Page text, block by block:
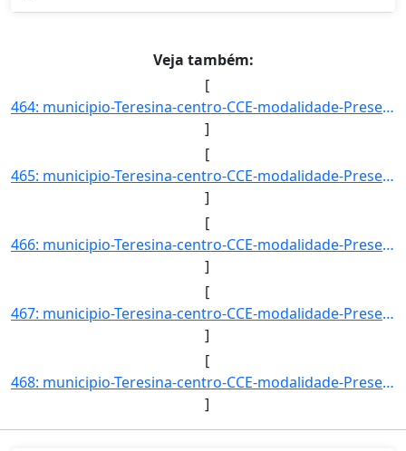
Veja também:
[
464: municipio-Teresina-centro-CCE-modalidade-Presencial-convenio--selecao-PROCESSO_DE_HABILIDADE_ESPECIF]
]
[
465: municipio-Teresina-centro-CCE-modalidade-Presencial-convenio--selecao-PROCESSO_DE_HABILIDADE_ESPECIF]
]
[
466: municipio-Teresina-centro-CCE-modalidade-Presencial-convenio--selecao-SISU_COTA-cota-AA-2-sexo-F-uf-]
]
[
467: municipio-Teresina-centro-CCE-modalidade-Presencial-convenio--selecao-SISU_COTA-cota-AA-2-sexo-M-uf-]
]
[
468: municipio-Teresina-centro-CCE-modalidade-Presencial-convenio--selecao-PROCESSO_DE_HABILIDADE_ESPECIF]
]